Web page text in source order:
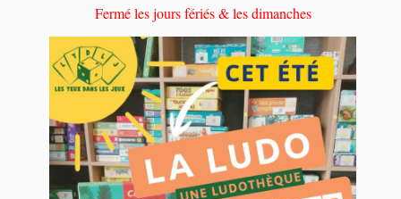
Fermé les jours fériés & les dimanches